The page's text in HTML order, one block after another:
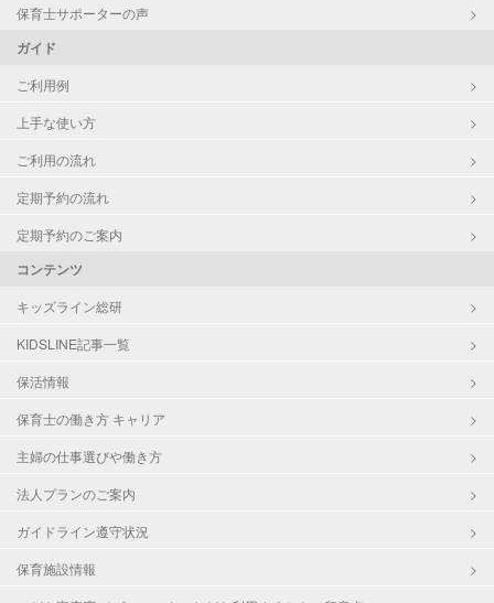
保育士サポーターの声
ガイド
ご利用例
上手な使い方
ご利用の流れ
定期予約の流れ
定期予約のご案内
コンテンツ
キッズライン総研
KIDSLINE記事一覧
保活情報
保育士の働き方 キャリア
主婦の仕事選びや働き方
法人プランのご案内
ガイドライン遵守状況
保育施設情報